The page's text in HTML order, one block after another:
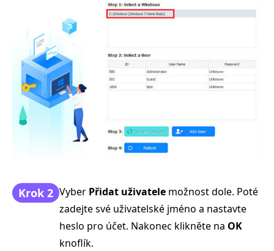
Krok 2 Vyber Přidat uživatele možnost dole. Poté
zadejte své uživatelské jméno a nastavte
heslo pro účet. Nakonec klikněte na OK
knoflík.